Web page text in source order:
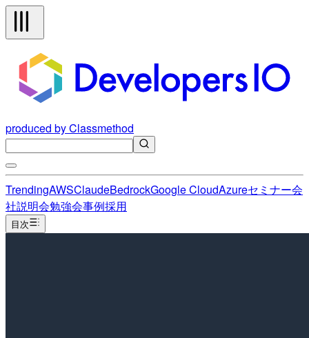
produced by Classmethod
TrendingAWSClaudeBedrockGoogle CloudAzureセミナー会
社説明会勉強会事例採用
目次